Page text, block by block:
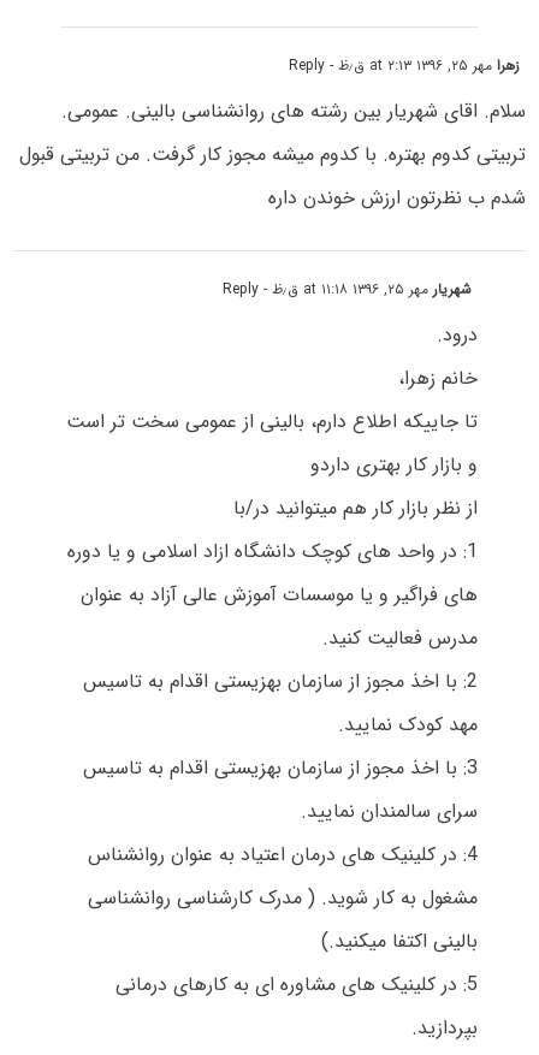
زهرامهر ۲۵, ۱۳۹۶ at ۲:۱۳ ق٫ظ - Reply
سلام. اقای شهریار بین رشته های روانشناسی بالینی. عمومی.
تربیتی کدوم بهتره. با کدوم میشه مجوز کار گرفت. من تربیتی قبول
شدم ب نظرتون ارزش خوندن داره
شهریارمهر ۲۵, ۱۳۹۶ at ۱۱:۱۸ ق٫ظ - Reply
درود.
خانم زهرا،
تا جاییکه اطلاع دارم، بالینی از عمومی سخت تر است
و بازار کار بهتری داردو
از نظر بازار کار هم میتوانید در/با
1: در واحد های کوچک دانشگاه ازاد اسلامی و یا دوره
های فراگیر و یا موسسات آموزش عالی آزاد به عنوان
مدرس فعالیت کنید.
2: با اخذ مجوز از سازمان بهزیستی اقدام به تاسیس
مهد کودک نمایید.
3: با اخذ مجوز از سازمان بهزیستی اقدام به تاسیس
سرای سالمندان نمایید.
4: در کلینیک های درمان اعتیاد به عنوان روانشناس
مشغول به کار شوید. ( مدرک کارشناسی روانشناسی
بالینی اکتفا میکنید.)
5: در کلینیک های مشاوره ای به کارهای درمانی
بپردازید.